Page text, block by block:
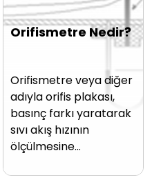
Orifismetre Nedir?
Orifismetre veya diğer
adıyla orifis plakası,
basınç farkı yaratarak
sıvı akış hızının
ölçülmesine…